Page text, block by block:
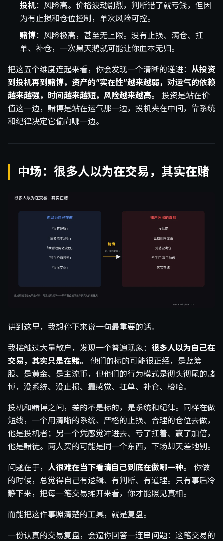
投机：风险高。价格波动剧烈，判断错了就亏钱，但因
为有止损和仓位控制，单次风险可控。
赌博：风险极高，甚至无上限。没有止损、满仓、扛
单、补仓，一次黑天鹅就可能让你血本无归。
把这五个维度连起来看，你会发现一个清晰的递进： 从投资
到投机再到赌博，资产的”实在性”越来越弱，对运气的依赖
越来越强，时间越来越短，风险越来越高。
投资是站在价
值这一边，赌博是站在运气那一边，投机夹在中间，靠系统
和纪律决定它偏向哪一边。
中场：很多人以为在交易，其实在赌
讲到这里，我想停下来说一句最重要的话。
我接触过大量散户，发现一个普遍现象： 很多人以为自己在
交易，其实只是在赌。
他们的标的可能很正经，是蓝筹
股、是黄金、是主流币，但他们的行为模式是彻头彻尾的赌
博，没系统、没止损、靠感觉、扛单、补仓、梭哈。
投机和赌博之间，差的不是标的，是系统和纪律。同样在做
短线，一个用清晰的系统、严格的止损、合理的仓位去做，
他是投机者；另一个凭感觉冲进去、亏了扛着、赢了加倍，
他是赌徒。两人买的可能是同一个东西，下场却天差地别。
问题在于， 人很难在当下看清自己到底在做哪一种。
你做
的时候，总觉得自己有逻辑、有判断、有道理。只有事后冷
静下来，把每一笔交易摊开来看，你才能照见真相。
而能把这件事照清楚的工具，就是复盘。
一份认真的交易复盘，会逼你回答一连串问题：这笔交易的